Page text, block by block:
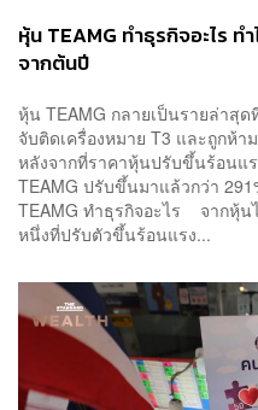
หุ้น TEAMG ทำธุรกิจอะไร ท
จากต้นปี
หุ้น TEAMG กลายเป็นรายล่าสุ
จับติดเครื่องหมาย T3 และถูกห้
หลังจากที่ราคาหุ้นปรับขึ้นร้อนแ
TEAMG ปรับขึ้นมาแล้วกว่า
TEAMG ทำธุรกิจอะไร จากหุ้น
หนึ่งที่ปรับตัวขึ้นร้อนแรง...